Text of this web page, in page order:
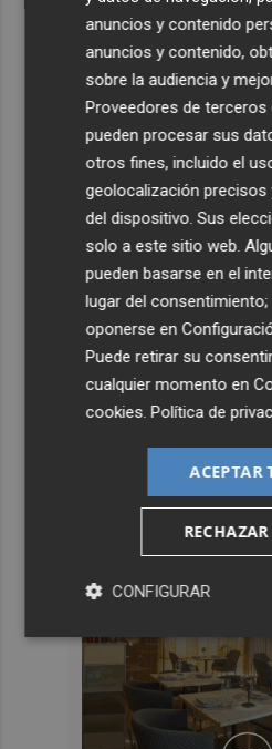
anuncios y contenido
anuncios y contenido,
sobre la audiencia y
Proveedores de terceros
pueden procesar sus
otros fines, incluido el
geolocalización
del dispositivo. Sus
solo a este sitio web.
pueden basarse en el
lugar del
oponerse en
Puede retirar su
cualquier momento en
cookies .Política de
ACEPTAR
CONFIGURAR